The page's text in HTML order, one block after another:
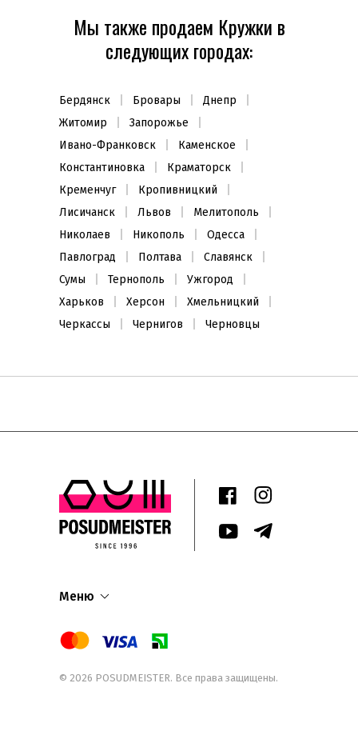
Мы также продаем Кружки в
следующих городах:
Бердянск Бровары
Днепр
Житомир
Запорожье
Ивано-Франковск
Каменское
Константиновка
Краматорск
Кременчуг
Кропивницкий
Лисичанск
Львов
Мелитополь
Николаев
Никополь
Одесса
Павлоград
Полтава
Славянск
Сумы
Тернополь
Ужгород
Харьков
Херсон
Хмельницкий
Черкассы
Чернигов Черновцы
Меню
© 2026 POSUDMEISTER. Все права защищены.